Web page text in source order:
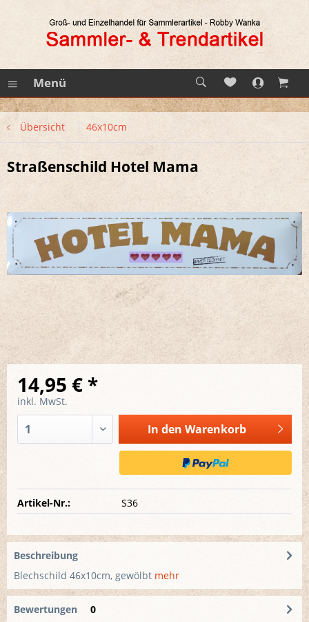
Menü
Übersicht 46x10cm
Straßenschild Hotel Mama
14,95 € *
inkl. MwSt.
In den Warenkorb
Artikel-Nr.: S36
Beschreibung
Blechschild 46x10cm, gewölbt mehr
Bewertungen
0